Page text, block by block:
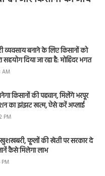
व्यवसाय बनाने के लिए किसानों को
दिया जा रहा है: मोहिंदर भगत
AM
किसानों की पहचान, मिलेंगे भरपूर
का झंझट खत्म, ऐसे करें अप्लाई
PM
फूलों की खेती पर सरकार दे
कैसे मिलेगा लाभ